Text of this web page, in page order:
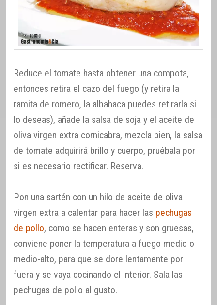
Reduce el tomate hasta obtener una compota,
entonces retira el cazo del fuego (y retira la
ramita de romero, la albahaca puedes retirarla si
lo deseas), añade la salsa de soja y el aceite de
oliva virgen extra cornicabra, mezcla bien, la salsa
de tomate adquirirá brillo y cuerpo, pruébala por
si es necesario rectificar. Reserva.
Pon una sartén con un hilo de aceite de oliva
virgen extra a calentar para hacer las pechugas
de pollo, como se hacen enteras y son gruesas,
conviene poner la temperatura a fuego medio o
medio-alto, para que se dore lentamente por
fuera y se vaya cocinando el interior. Sala las
pechugas de pollo al gusto.